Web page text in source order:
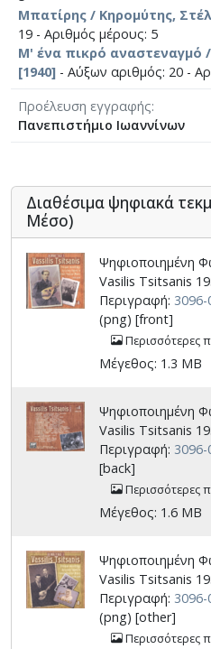
Μπατίρης / Κηρομύτης,
19 - Αριθμός μέρους: 5
Μ' ένα πικρό αναστεναγμό
[1940] - Αύξων αριθμός: 20 -
Προέλευση εγγραφής
Πανεπιστήμιο Ιωαννίνων
Διαθέσιμα ψηφιακά
Μέσο)
Ψηφιοποιημένη
Vasilis Tsitsanis
Περιγραφή:
(png) [front]
Περισσότερες
Μέγεθος: 1.3 MB
Ψηφιοποιημένη
Vasilis Tsitsanis
Περιγραφή:
[back]
Περισσότερες
Μέγεθος: 1.6 MB
Ψηφιοποιημένη
Vasilis Tsitsanis
Περιγραφή:
(png) [other]
Περισσότερες